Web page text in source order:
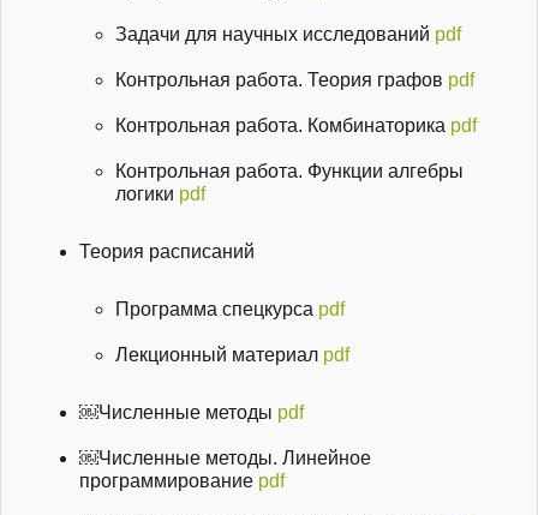
Задачи для научных исследований pdf
Контрольная работа. Теория графов pdf
Контрольная работа. Комбинаторика pdf
Контрольная работа. Функции алгебры
логики pdf
Теория расписаний
Программа спецкурса pdf
Лекционный материал pdf
￼Численные методы pdf
￼Численные методы. Линейное
программирование pdf